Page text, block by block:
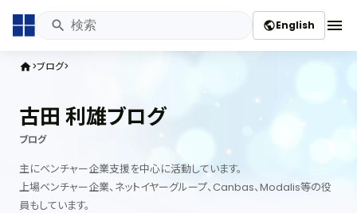
publicEnglish menu
home ブログ
古田 利雄ブログ
ブログ
主にベンチャー企業支援を中心に活動しています。
上場ベンチャー企業、ネットイヤーグループ、Canbas、Modalis等の役
員もしています。